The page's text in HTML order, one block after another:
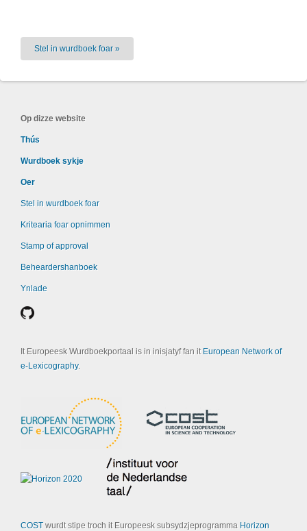
Stel in wurdboek foar »
Op dizze website
Thús
Wurdboek sykje
Oer
Stel in wurdboek foar
Kritearia foar opnimmen
Stamp of approval
Beheardershanboek
Ynlade
It Europeesk Wurdboekportaal is in inisjatyf fan it European Network of
e-Lexicography.
COSTwurdt stipe troch it Europeesk subsydzjeprogramma Horizon